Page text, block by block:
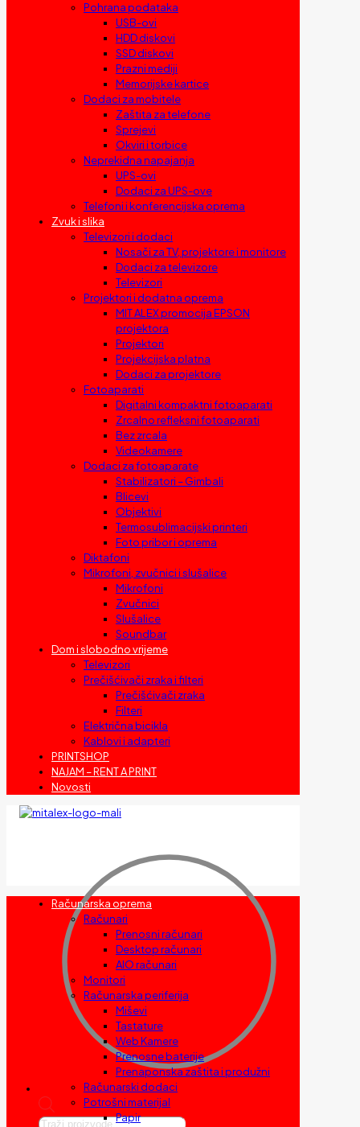
Pohrana podataka
USB-ovi
HDD diskovi
SSD diskovi
Prazni mediji
Memorijske kartice
Dodaci za mobitele
Zaštita za telefone
Sprejevi
Okviri i torbice
Neprekidna napajanja
UPS-ovi
Dodaci za UPS-ove
Telefoni i konferencijska oprema
Zvuk i slika
Televizori i dodaci
Nosači za TV, projektore i monitore
Dodaci za televizore
Televizori
Projektori i dodatna oprema
MIT ALEX promocija EPSON
projektora
Projektori
Projekcijska platna
Dodaci za projektore
Fotoaparati
Digitalni kompaktni fotoaparati
Zrcalno refleksni fotoaparati
Bez zrcala
Videokamere
Dodaci za fotoaparate
Stabilizatori – Gimbali
Blicevi
Objektivi
Termosublimacijski printeri
Foto pribor i oprema
Diktafoni
Mikrofoni, zvučnici i slušalice
Mikrofoni
Zvučnici
Slušalice
Soundbar
Dom i slobodno vrijeme
Televizori
Prečišćivači zraka i filteri
Prečišćivači zraka
Filteri
Električna bicikla
Kablovi i adapteri
PRINTSHOP
NAJAM – RENT A PRINT
Novosti
Products
Računarska oprema
Računari
Prenosni računari
Desktop računari
AIO računari
Monitori
Računarska periferija
Miševi
Tastature
Web Kamere
Prenosne baterije
Prenaponska zaštita i produžni
Računarski dodaci
Potrošni materijal
Papir